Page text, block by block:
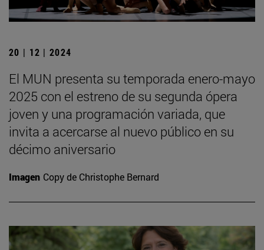
20 | 12 | 2024
El MUN presenta su temporada enero-mayo
2025 con el estreno de su segunda ópera
joven y una programación variada, que
invita a acercarse al nuevo público en su
décimo aniversario
Imagen Copy de Christophe Bernard